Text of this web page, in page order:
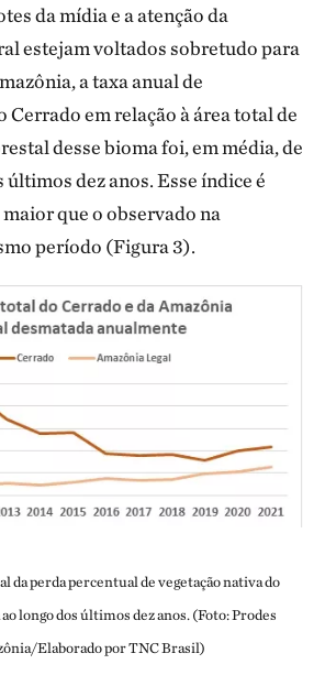
da mídia e a atenção da
estejam voltados sobretudo para
a taxa anual de
Cerrado em relação à área total de
desse bioma foi, em média, de
últimos dez anos. Esse índice é
maior que o observado na
período (Figura 3).
da perda percentual de vegetação nativa do
longo dos últimos dez anos. (Foto: Prodes
Elaborado por TNC Brasil)